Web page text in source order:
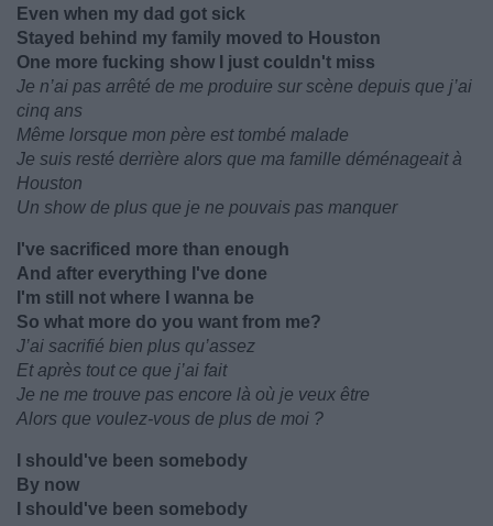
Even when my dad got sick
Stayed behind my family moved to Houston
One more fucking show I just couldn't miss
Je n’ai pas arrêté de me produire sur scène depuis que j’ai
cinq ans
Même lorsque mon père est tombé malade
Je suis resté derrière alors que ma famille déménageait à
Houston
Un show de plus que je ne pouvais pas manquer
I've sacrificed more than enough
And after everything I've done
I'm still not where I wanna be
So what more do you want from me?
J’ai sacrifié bien plus qu’assez
Et après tout ce que j’ai fait
Je ne me trouve pas encore là où je veux être
Alors que voulez-vous de plus de moi ?
I should've been somebody
By now
I should've been somebody